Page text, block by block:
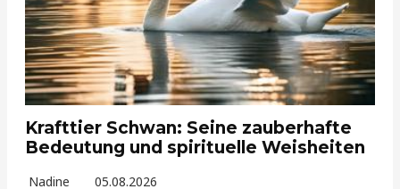
Krafttier Schwan: Seine zauberhafte
Bedeutung und spirituelle Weisheiten
Nadine 05.08.2026